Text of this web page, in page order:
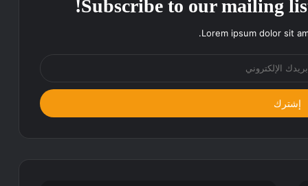
Subscribe to our mailing
Lorem ipsum dolor sit